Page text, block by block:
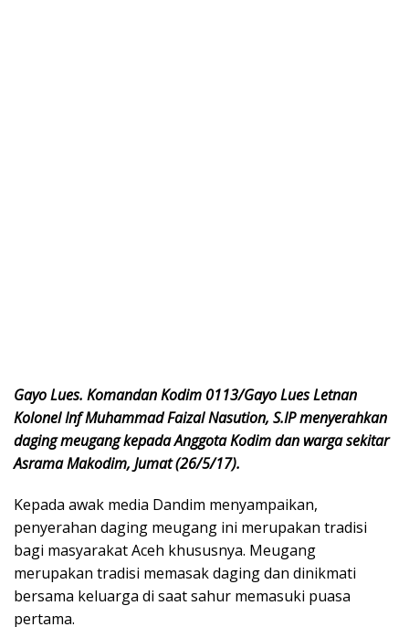
Gayo Lues. Komandan Kodim 0113/Gayo Lues Letnan
Kolonel Inf Muhammad Faizal Nasution, S.IP menyerahkan
daging meugang kepada Anggota Kodim dan warga sekitar
Asrama Makodim, Jumat (26/5/17).
Kepada awak media Dandim menyampaikan,
penyerahan daging meugang ini merupakan tradisi
bagi masyarakat Aceh khususnya. Meugang
merupakan tradisi memasak daging dan dinikmati
bersama keluarga di saat sahur memasuki puasa
pertama.